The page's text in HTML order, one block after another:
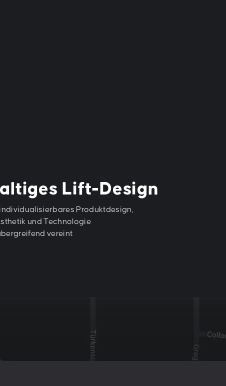
Lift-Design
Produktdesign,
und Technologie
vereint